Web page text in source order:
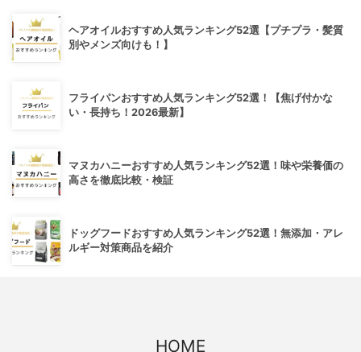
ヘアオイルおすすめ人気ランキング52選【プチプラ・髪質
別やメンズ向けも！】
フライパンおすすめ人気ランキング52選！【焦げ付かな
い・長持ち！2026最新】
マヌカハニーおすすめ人気ランキング52選！味や栄養価の
高さを徹底比較・検証
ドッグフードおすすめ人気ランキング52選！無添加・アレ
ルギー対策商品を紹介
HOME